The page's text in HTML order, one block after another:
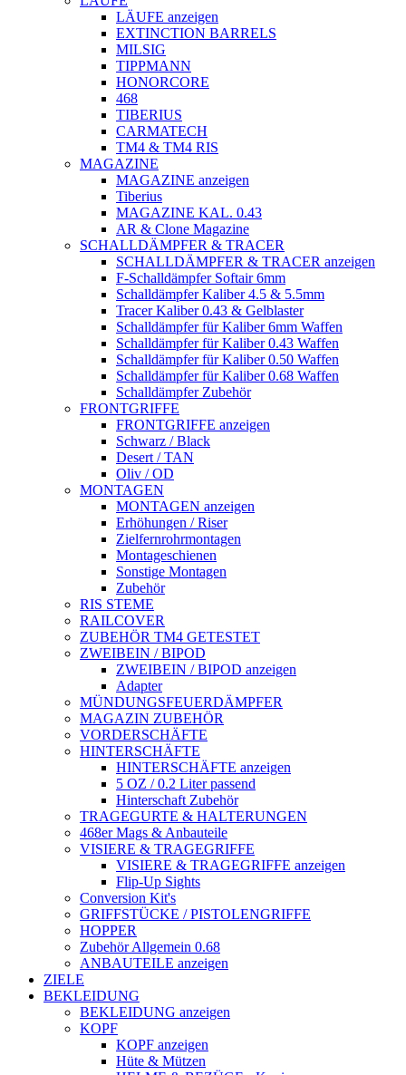
LÄUFE anzeigen
EXTINCTION BARRELS
MILSIG
TIPPMANN
HONORCORE
468
TIBERIUS
CARMATECH
TM4 & TM4 RIS
MAGAZINE
MAGAZINE anzeigen
Tiberius
MAGAZINE KAL. 0.43
AR & Clone Magazine
SCHALLDÄMPFER & TRACER
SCHALLDÄMPFER & TRACER anzeigen
F-Schalldämpfer Softair 6mm
Schalldämpfer Kaliber 4.5 & 5.5mm
Tracer Kaliber 0.43 & Gelblaster
Schalldämpfer für Kaliber 6mm Waffen
Schalldämpfer für Kaliber 0.43 Waffen
Schalldämpfer für Kaliber 0.50 Waffen
Schalldämpfer für Kaliber 0.68 Waffen
Schalldämpfer Zubehör
FRONTGRIFFE
FRONTGRIFFE anzeigen
Schwarz / Black
Desert / TAN
Oliv / OD
MONTAGEN
MONTAGEN anzeigen
Erhöhungen / Riser
Zielfernrohrmontagen
Montageschienen
Sonstige Montagen
Zubehör
RIS STEME
RAILCOVER
ZUBEHÖR TM4 GETESTET
ZWEIBEIN / BIPOD
ZWEIBEIN / BIPOD anzeigen
Adapter
MÜNDUNGSFEUERDÄMPFER
MAGAZIN ZUBEHÖR
VORDERSCHÄFTE
HINTERSCHÄFTE
HINTERSCHÄFTE anzeigen
5 OZ / 0.2 Liter passend
Hinterschaft Zubehör
TRAGEGURTE & HALTERUNGEN
468er Mags & Anbauteile
VISIERE & TRAGEGRIFFE
VISIERE & TRAGEGRIFFE anzeigen
Flip-Up Sights
Conversion Kit's
GRIFFSTÜCKE / PISTOLENGRIFFE
HOPPER
Zubehör Allgemein 0.68
ANBAUTEILE anzeigen
ZIELE
BEKLEIDUNG
BEKLEIDUNG anzeigen
KOPF
KOPF anzeigen
Hüte & Mützen